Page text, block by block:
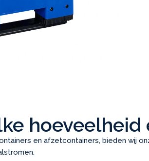
en afzetcontainers, bieden wij